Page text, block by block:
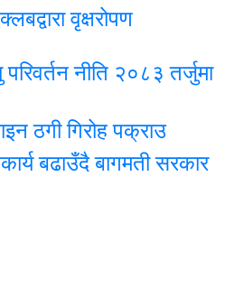
वृक्षरोपण
नीति २०८३ तर्जुमा
ठगी गिरोह पक्राउ
बढाउँदै बागमती सरकार